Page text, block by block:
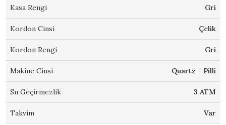
Kasa Rengi Gri
Kordon Cinsi Çelik
Kordon Rengi Gri
Makine Cinsi Quartz - Pilli
Su Geçirmezlik 3 ATM
Takvim Var